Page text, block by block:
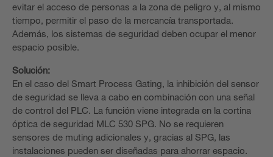
evitar el acceso de personas a la zona de peligro y, al mismo
tiempo, permitir el paso de la mercancía transportada.
Además, los sistemas de seguridad deben ocupar el menor
espacio posible.
Solución:
En el caso del Smart Process Gating, la inhibición del sensor
de seguridad se lleva a cabo en combinación con una señal
de control del PLC. La función viene integrada en la cortina
óptica de seguridad MLC 530 SPG. No se requieren
sensores de muting adicionales y, gracias al SPG, las
instalaciones pueden ser diseñadas para ahorrar espacio.